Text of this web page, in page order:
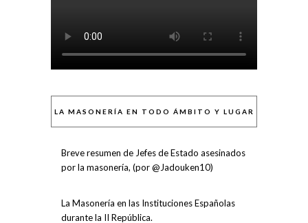
LA MASONERÍA EN TODO ÁMBITO Y LUGAR
Breve resumen de Jefes de Estado asesinados
por la masonería, (por @Jadouken10)
La Masonería en las Instituciones Españolas
durante la II República.